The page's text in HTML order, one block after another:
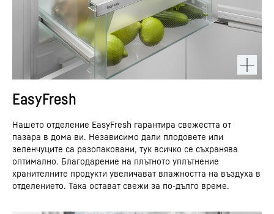
EasyFresh
Нашето отделение EasyFresh гарантира свежестта от
пазара в дома ви. Независимо дали плодовете или
зеленчуците са разопаковани, тук всичко се съхранява
оптимално. Благодарение на плътното уплътнение
хранителните продукти увеличават влажността на въздуха в
отделението. Така остават свежи за по-дълго време.